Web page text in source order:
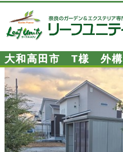
大和高田市 T様 外構